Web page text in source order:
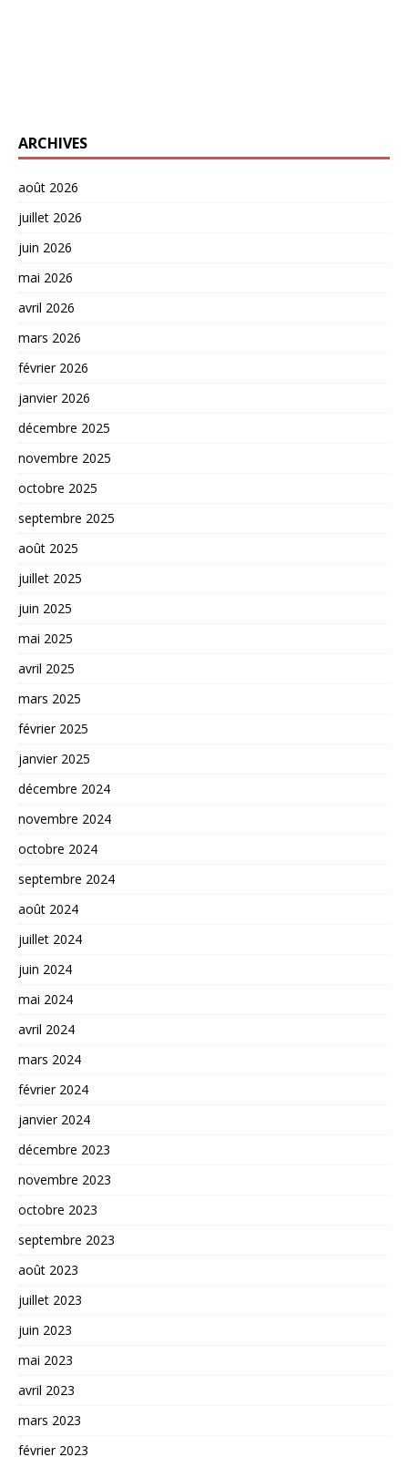
ARCHIVES
août 2026
juillet 2026
juin 2026
mai 2026
avril 2026
mars 2026
février 2026
janvier 2026
décembre 2025
novembre 2025
octobre 2025
septembre 2025
août 2025
juillet 2025
juin 2025
mai 2025
avril 2025
mars 2025
février 2025
janvier 2025
décembre 2024
novembre 2024
octobre 2024
septembre 2024
août 2024
juillet 2024
juin 2024
mai 2024
avril 2024
mars 2024
février 2024
janvier 2024
décembre 2023
novembre 2023
octobre 2023
septembre 2023
août 2023
juillet 2023
juin 2023
mai 2023
avril 2023
mars 2023
février 2023